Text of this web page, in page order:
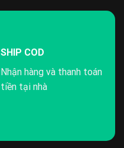
SHIP COD
Nhận hàng và thanh toán
tiền tại nhà